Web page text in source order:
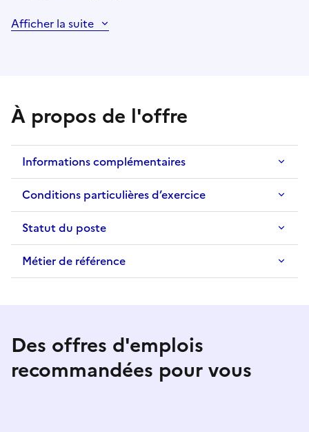
Afficher la suite
À propos de l'offre
Informations complémentaires
Conditions particulières d’exercice
Statut du poste
Métier de référence
Des offres d'emplois
recommandées pour vous